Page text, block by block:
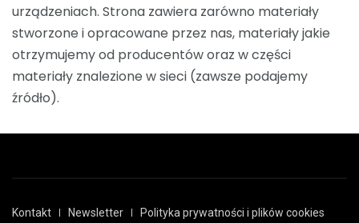
urządzeniach. Strona zawiera zarówno materiały
stworzone i opracowane przez nas, materiały jakie
otrzymujemy od producentów oraz w części
materiały znalezione w sieci (zawsze podajemy
źródło).
Kontakt Newsletter Polityka prywatności i plików cookies